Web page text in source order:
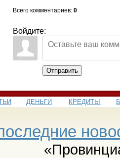
Всего комментариев: 0
Войдите:
Отправить
ДЕНЬГИ КРЕДИТЫ